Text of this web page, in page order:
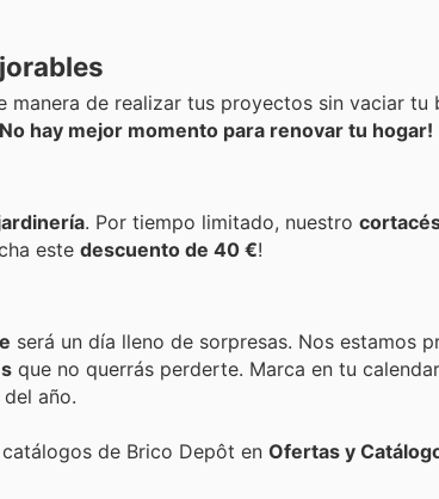
manera de realizar tus proyectos sin vaciar tu
hay mejor momento para renovar tu hogar!
. Por tiempo limitado, nuestro
este descuento de 40 €!
será un día lleno de sorpresas. Nos estamos
que no querrás perderte. Marca en tu
año.
de Brico Depôt en Ofertas y